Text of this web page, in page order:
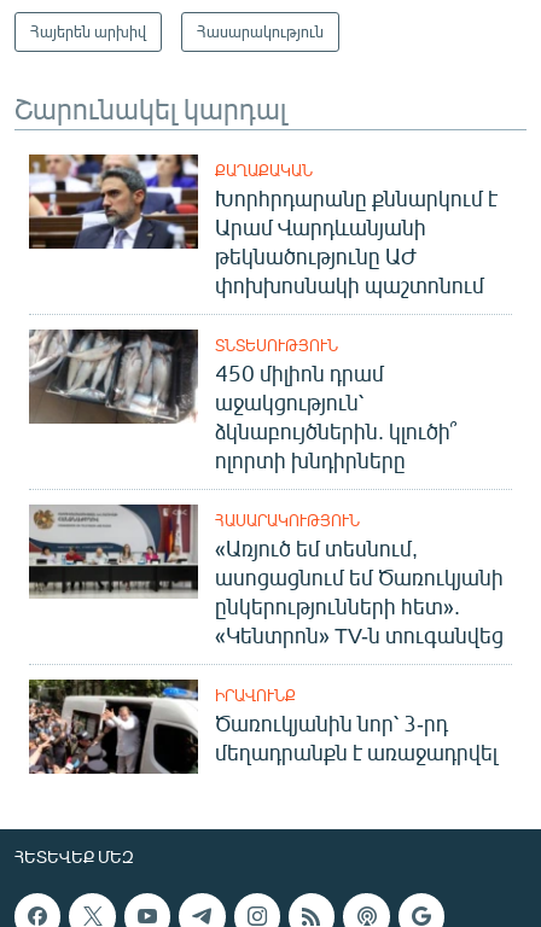
Հայերեն արխիվ Հասարակություն
Շարունակել կարդալ
ՔԱՂԱՔԱԿԱՆ
Խորհրդարանը քննարկում է
Արամ Վարդևանյանի
թեկնածությունը ԱԺ
փոխխոսնակի պաշտոնում
ՏՆՏԵՍՈՒԹՅՈՒՆ
450 միլիոն դրամ
աջակցություն՝
ձկնաբույծներին. կլուծի՞
ոլորտի խնդիրները
ՀԱՍԱՐԱԿՈՒԹՅՈՒՆ
«Առյուծ եմ տեսնում,
ասոցացնում եմ Ծառուկյանի
ընկերությունների հետ».
«Կենտրոն» TV-ն տուգանվեց
ԻՐԱՎՈՒՆՔ
Ծառուկյանին նոր՝ 3-րդ
մեղադրանքն է առաջադրվել
ՀԵՏԵՎԵՔ ՄԵԶ